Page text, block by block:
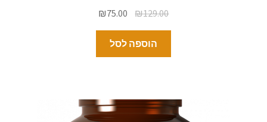
₪129.00
₪75.00
הוספה לסל